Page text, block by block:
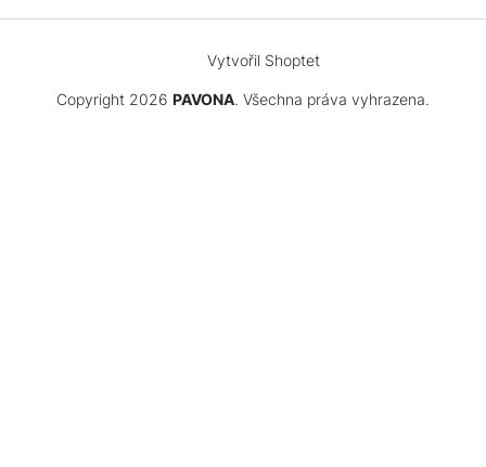
Vytvořil Shoptet
Copyright 2026 PAVONA. Všechna práva vyhrazena.